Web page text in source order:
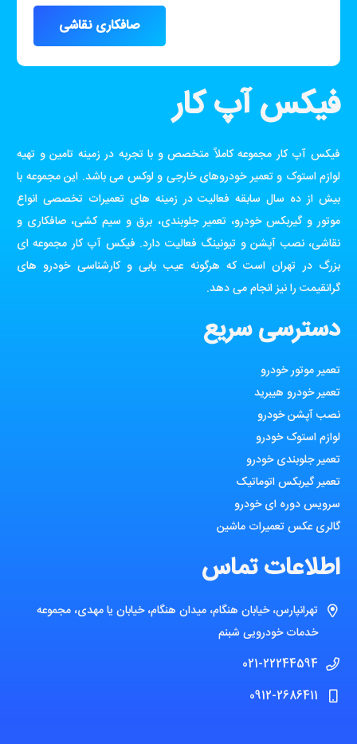
صافکاری نقاشی
فیکس آپ کار
فیکس آپ کار مجموعه کاملاً متخصص و با تجربه در زمینه تامین و تهیه
لوازم استوک و تعمیر خودروهای خارجی و لوکس می باشد. این مجموعه با
بیش از ده سال سابقه فعالیت در زمینه های تعمیرات تخصصی انواع
موتور و گیربکس خودرو، تعمیر جلوبندی، برق و سیم کشی، صافکاری و
نقاشی، نصب آپشن و تیونینگ فعالیت دارد. فیکس آپ کار مجموعه ای
بزرگ در تهران است که هرگونه عیب یابی و کارشناسی خودرو های
گرانقیمت را نیز انجام می دهد.
دسترسی سریع
تعمیر موتور خودرو
تعمیر خودرو هیبرید
نصب آپشن خودرو
لوازم استوک خودرو
تعمیر جلوبندی خودرو
تعمیر گیربکس اتوماتیک
سرویس دوره ای خودرو
گالری عکس تعمیرات ماشین
اطلاعات تماس
تهرانپارس، خیابان هنگام، میدان هنگام، خیابان یا مهدی، مجموعه
خدمات خودرویی شبنم
021-22244594
0912-2686411